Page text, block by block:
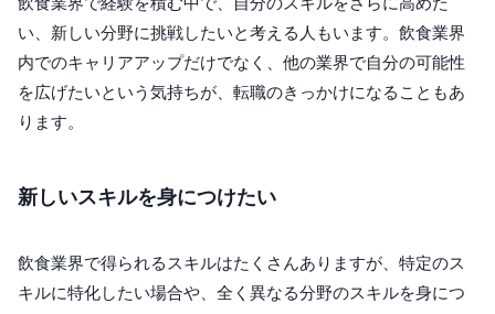
い、新しい分野に挑戦したいと考える人もいます。飲食業界
内でのキャリアアップだけでなく、他の業界で自分の可能性
を広げたいという気持ちが、転職のきっかけになることもあ
ります。
新しいスキルを身につけたい
飲食業界で得られるスキルはたくさんありますが、特定のス
キルに特化したい場合や、全く異なる分野のスキルを身につ